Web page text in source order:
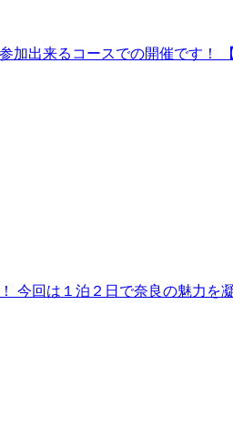
出来るコースでの開催です！
今回は１泊２日で奈良の魅力を